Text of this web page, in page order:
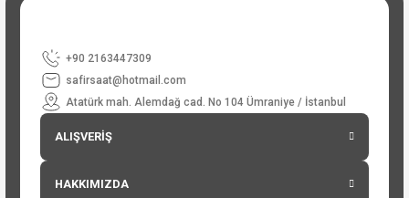
+90 2163447309
safirsaat@hotmail.com
Atatürk mah. Alemdağ cad. No 104 Ümraniye / İstanbul
ALIŞVERİŞ
HAKKIMIZDA